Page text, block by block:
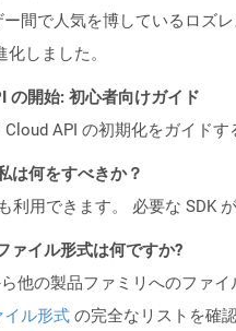
間で人気を博しているロ
しました。
の開始: 初心者向けガイド
API の初期化をガイド
は何をすべきか？
用できます。 必要な SDK
ァイル形式は何ですか?
の製品ファミリへのファイ
ル形式 の完全なリストを確